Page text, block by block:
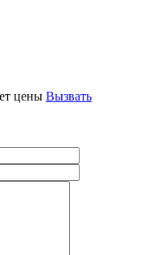
цены Вызвать